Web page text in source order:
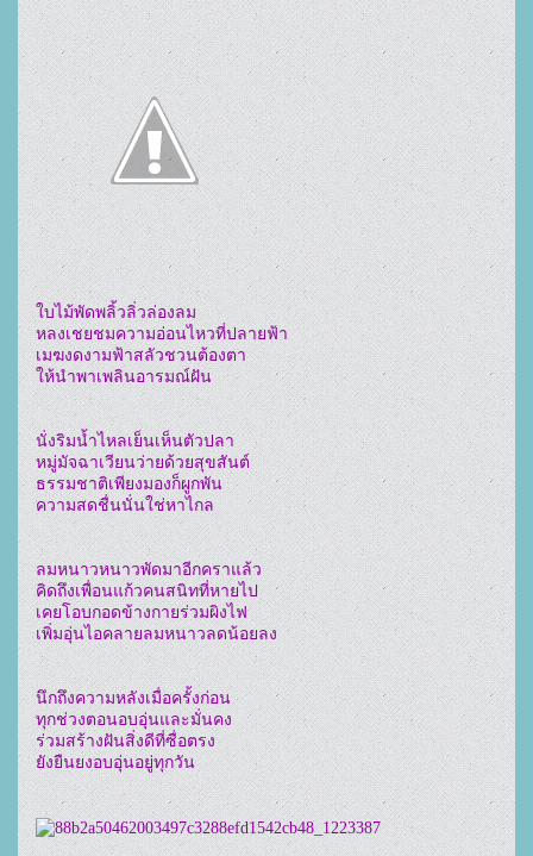
ใบไม้พัดพลิ้วลิ่วล่องลม
หลงเชยชมความอ่อนไหวที่ปลายฟ้า
เมฆงดงามฟ้าสลัวชวนต้องตา
ให้นำพาเพลินอารมณ์ฝัน
นั่งริมน้ำไหลเย็นเห็นตัวปลา
หมู่มัจฉาเวียนว่ายด้วยสุขสันต์
ธรรมชาติเพียงมองก็ผูกพัน
ความสดชื่นนั่นใช่หาไกล
ลมหนาวหนาวพัดมาอีกคราแล้ว
คิดถึงเพื่อนแก้วคนสนิทที่หายไป
เคยโอบกอดข้างกายร่วมผิงไฟ
เพิ่มอุ่นไอคลายลมหนาวลดน้อยลง
นึกถึงความหลังเมื่อครั้งก่อน
ทุกช่วงตอนอบอุ่นและมั่นคง
ร่วมสร้างฝันสิ่งดีที่ซื่อตรง
ยังยืนยงอบอุ่นอยู่ทุกวัน